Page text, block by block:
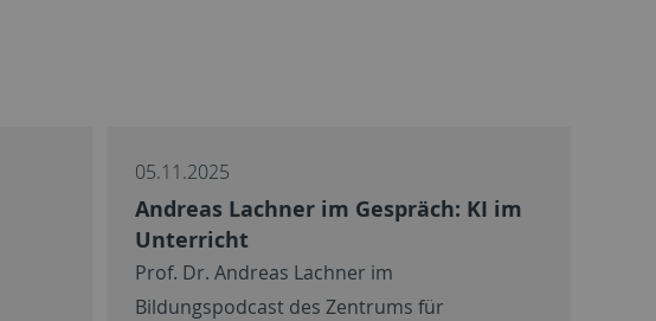
05.11.2025
Andreas Lachner im Gespräch: KI im
Unterricht
Prof. Dr. Andreas Lachner im
Bildungspodcast des Zentrums für